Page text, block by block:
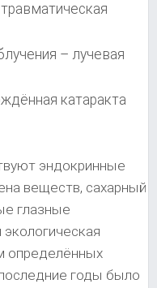
– лучевая
катаракта
эндокринные
веществ, сахарный
глазные
определённых
годы было